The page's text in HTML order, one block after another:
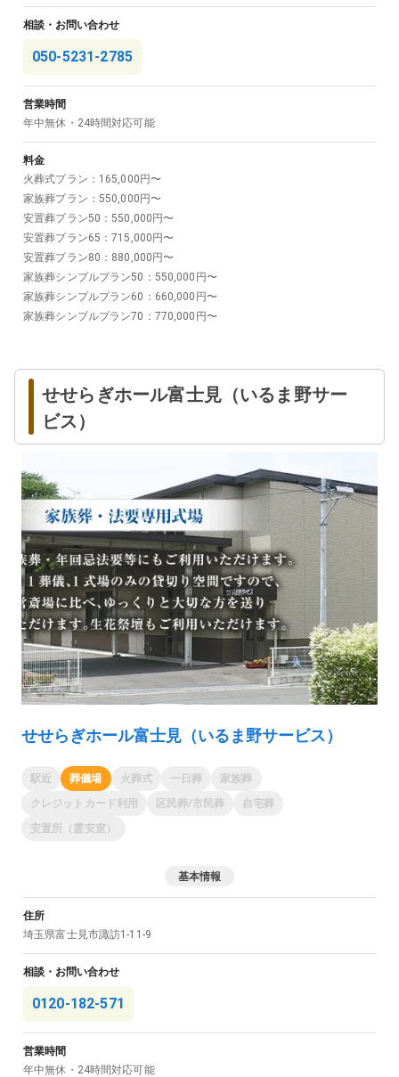
相談・お問い合わせ
050-5231-2785
営業時間
年中無休・24時間対応可能
料金
火葬式プラン ： 165,000 円〜
家族葬プラン ： 550,000 円〜
安置葬プラン50 ：550,000 円〜
安置葬プラン65 ：715,000 円〜
安置葬プラン80 ： 880,000 円〜
家族葬シンプルプラン50 ： 550,000 円〜
家族葬シンプルプラン60 ： 660,000 円〜
家族葬シンプルプラン70 ： 770,000 円〜
せせらぎホール富士見（いるま野サー
ビス）
せせらぎホール富士見（いるま野サービス）
駅近 葬儀場 火葬式 一日葬
家族葬
クレジットカード利用
区民葬/市民葬
自宅葬
安置所（霊安室）
基本情報
住所
埼玉県富士見市諏訪1-11-9
相談・お問い合わせ
0120-182-571
営業時間
年中無休・24時間対応可能